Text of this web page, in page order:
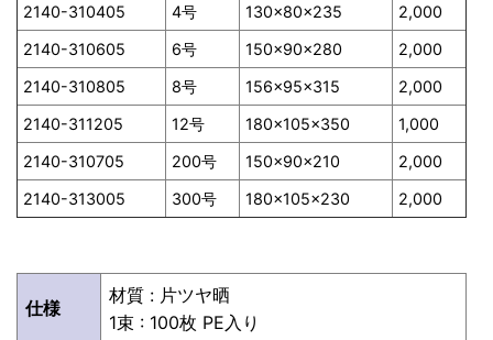
2140-310405
4号 130×80×235
2,000
2140-310605
6号 150×90×280
2,000
2140-310805
8号 156×95×315
2,000
2140-311205
12号 180×105×350
1,000
2140-310705
200号 150×90×210
2,000
2140-313005
300号 180×105×230 2,000
仕様
材質 : 片ツヤ晒
1束 : 100枚 PE入り